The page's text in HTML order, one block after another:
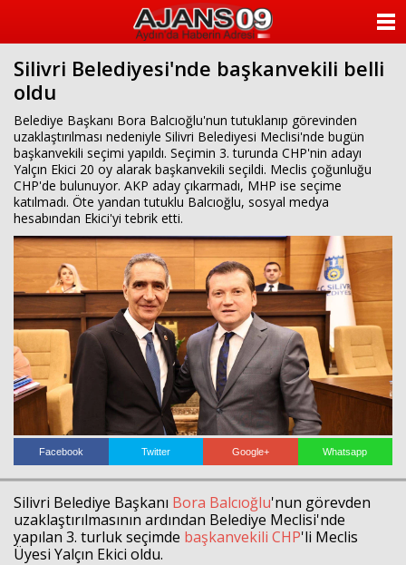
Silivri Belediyesi'nde başkanvekili belli
oldu
Belediye Başkanı Bora Balcıoğlu'nun tutuklanıp görevinden
uzaklaştırılması nedeniyle Silivri Belediyesi Meclisi'nde bugün
başkanvekili seçimi yapıldı. Seçimin 3. turunda CHP'nin adayı
Yalçın Ekici 20 oy alarak başkanvekili seçildi. Meclis çoğunluğu
CHP'de bulunuyor. AKP aday çıkarmadı, MHP ise seçime
katılmadı. Öte yandan tutuklu Balcıoğlu, sosyal medya
hesabından Ekici'yi tebrik etti.
Facebook Twitter Google+ Whatsapp
Silivri Belediye Başkanı Bora Balcıoğlu'nun görevden
uzaklaştırılmasının ardından Belediye Meclisi'nde
yapılan 3. turluk seçimde başkanvekili CHP'li Meclis
Üyesi Yalçın Ekici oldu.
KATEGORİLER
ANKETLER
FOTO GALERİ
VİDEO GALERİ
KÜNYE
İLETİŞİM